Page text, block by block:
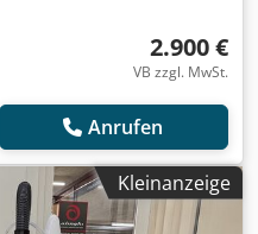
2.900 €
VB zzgl. MwSt.
Anrufen
Kleinanzeige